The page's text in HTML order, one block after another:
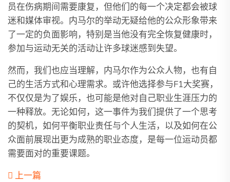
员在伤病期间需要康复，但他们的每一个决定都会被球
迷和媒体审视。内马尔的举动无疑给他的公众形象带来
了一定的负面影响，特别是当他没有完全恢复健康时，
参加与运动无关的活动让许多球迷感到失望。
然而，我们也应当理解，内马尔作为公众人物，也有自
己的生活方式和心理需求。或许他选择参与F1大奖赛，
不仅仅是为了娱乐，也可能是他对自己职业生涯压力的
一种释放。无论如何，这一事件为我们提供了一个思考
的契机，如何平衡职业责任与个人生活，以及如何在公
众面前展现出更为成熟的职业态度，是每一位运动员都
需要面对的重要课题。
上一篇